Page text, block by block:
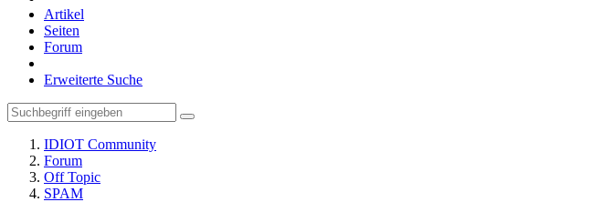
Artikel
Seiten
Forum
Erweiterte Suche
IDIOT Community
Forum
Off Topic
SPAM